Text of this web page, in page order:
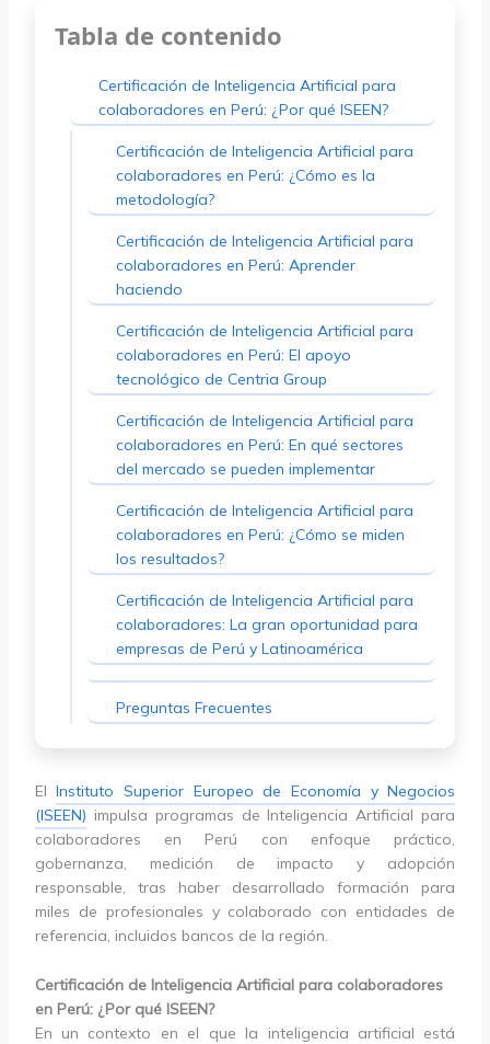
Tabla de contenido
Certificación de Inteligencia Artificial para
colaboradores en Perú: ¿Por qué ISEEN?
Certificación de Inteligencia Artificial para
colaboradores en Perú: ¿Cómo es la
metodología?
Certificación de Inteligencia Artificial para
colaboradores en Perú: Aprender
haciendo
Certificación de Inteligencia Artificial para
colaboradores en Perú: El apoyo
tecnológico de Centria Group
Certificación de Inteligencia Artificial para
colaboradores en Perú: En qué sectores
del mercado se pueden implementar
Certificación de Inteligencia Artificial para
colaboradores en Perú: ¿Cómo se miden
los resultados?
Certificación de Inteligencia Artificial para
colaboradores: La gran oportunidad para
empresas de Perú y Latinoamérica
Preguntas Frecuentes
ElInstituto Superior Europeo de Economía y Negocios
(ISEEN) impulsa programas de Inteligencia Artificial para
colaboradores en Perú con enfoque práctico,
gobernanza, medición de impacto y adopción
responsable, tras haber desarrollado formación para
miles de profesionales y colaborado con entidades de
referencia, incluidos bancos de la región.
Certificación de Inteligencia Artificial para colaboradores
en Perú: ¿Por qué ISEEN?
En un contexto en el que la inteligencia artificial está